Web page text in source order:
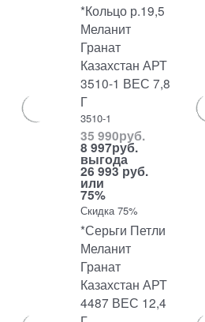
*Кольцо р.19,5
Меланит
Гранат
Казахстан АРТ
3510-1 ВЕС 7,8
Г
3510-1
35 990руб.
8 997руб.
выгода
26 993 руб.
или
75%
Скидка 75%
*Серьги Петли
Меланит
Гранат
Казахстан АРТ
4487 ВЕС 12,4